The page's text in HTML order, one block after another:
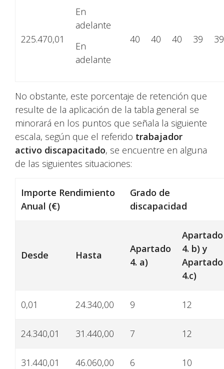
225.470,01
En
adelante
En
adelante
40 40 40 39 39
No obstante, este porcentaje de retención que
resulte de la aplicación de la tabla general se
minorará en los puntos que señala la siguiente
escala, según que el referido trabajador
activo discapacitado, se encuentre en alguna
de las siguientes situaciones:
Importe Rendimiento
Anual (€)
Grado de
discapacidad
Desde Hasta
Apartado
4. a)
Apartado
4. b) y
Apartado
4.c)
0,01 24.340,00 9 12
24.340,01 31.440,00 7 12
31.440,01 46.060,00 6 10